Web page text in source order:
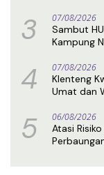
3 07/08/2026
Sambut
Kampung
4 07/08/2026
Klenteng
Umat dan
5 06/08/2026
Atasi